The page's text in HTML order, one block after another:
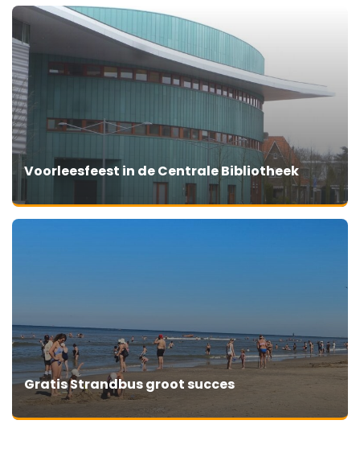
Voorleesfeest in de Centrale Bibliotheek
Gratis Strandbus groot succes